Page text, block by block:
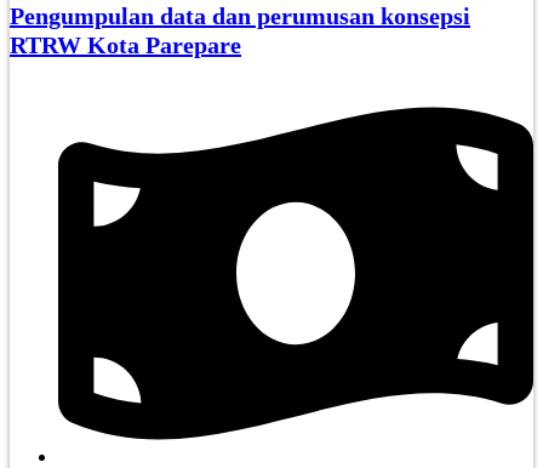
Pengumpulan data dan perumusan konsepsi
RTRW Kota Parepare